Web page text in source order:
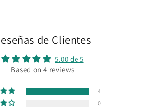
de Clientes
5.00 de 5
Based on 4 reviews
4
0